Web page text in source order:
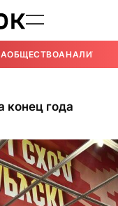
ОБЩЕСТВОАНАЛИТИКА
конец года